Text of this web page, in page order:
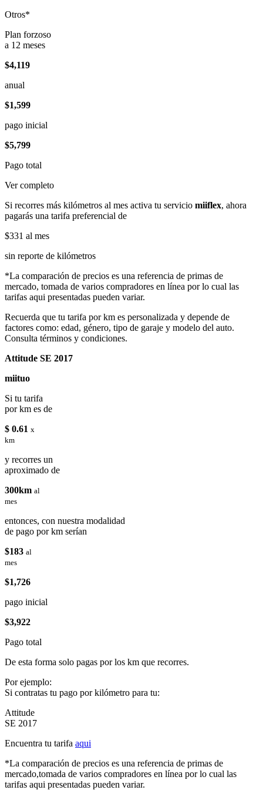
Otros*
Plan forzoso
a 12 meses
$4,119
anual
$1,599
pago inicial
$5,799
Pago total
Ver completo
Si recorres más kilómetros al mes activa tu servicio miiflex, ahora
pagarás una tarifa preferencial de
$331 al mes
sin reporte de kilómetros
*La comparación de precios es una referencia de primas de
mercado, tomada de varios compradores en línea por lo cual las
tarifas aqui presentadas pueden variar.
Recuerda que tu tarifa por km es personalizada y depende de
factores como: edad, género, tipo de garaje y modelo del auto.
Consulta términos y condiciones.
Attitude SE 2017
miituo
Si tu tarifa
por km es de
$ 0.61 x
km
y recorres un
aproximado de
300km al
mes
entonces, con nuestra modalidad
de pago por km serían
$183 al
mes
$1,726
pago inicial
$3,922
Pago total
De esta forma solo pagas por los km que recorres.
Por ejemplo:
Si contratas tu pago por kilómetro para tu:
Attitude
SE 2017
Encuentra tu tarifa aqui
*La comparación de precios es una referencia de primas de
mercado,tomada de varios compradores en línea por lo cual las
tarifas aqui presentadas pueden variar.